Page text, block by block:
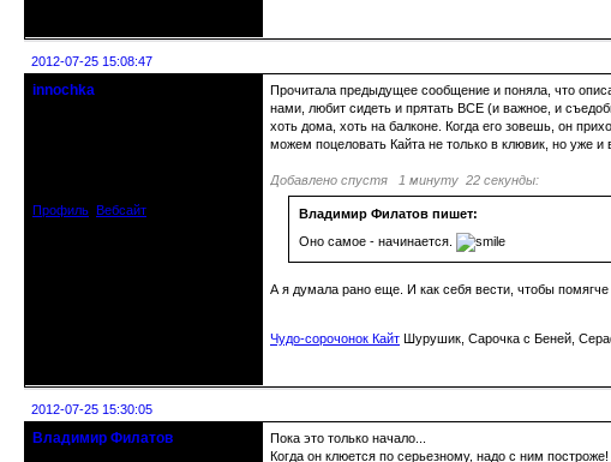
2012-07-25 15:08:47
innochka
Профиль Вебсайт
Прочитала предыдущее сообщение и поняла, что
нами, любит сидеть и прятать ВСЕ (и важное, и
хоть дома, хоть на балконе. Когда его зовешь, он
можем поцеловать Кайта не только в клювик, но уже и
Добавлено спустя 1 минуту 22 секунды:
Владимир Филатов пишет:
Оно самое - начинается.
А я думала рано еще. И как себя вести, чтобы
Чудо-сорочонок Кайт Шурушик, Сарочка с Беней,
2012-07-25 15:30:05
Владимир Филатов
Пока это только начало...
Когда он клюется по серьезному, надо с ним построже!